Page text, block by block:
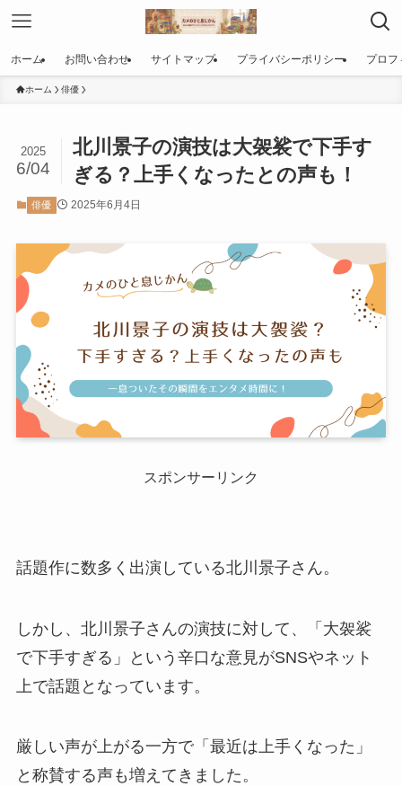
ホーム お問い合わせ サイトマップ プライバシーポリシー プロフ
ホーム 俳優
北川景子の演技は大袈裟で下手す
ぎる？上手くなったとの声も！
2025
6/04
俳優 2025年6月4日
スポンサーリンク
話題作に数多く出演している北川景子さん。
しかし、北川景子さんの演技に対して、「大袈裟
で下手すぎる」という辛口な意見がSNSやネット
上で話題となっています。
厳しい声が上がる一方で「最近は上手くなった」
と称賛する声も増えてきました。